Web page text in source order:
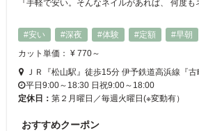
#安い
#深夜 #体験 #定額
#早朝
カット単価： ¥ 770～
ＪＲ『松山駅』徒歩15分 伊予鉄道高浜線『
平日9:00～18:30 日祝9:00～18:00
定休日： 第２月曜日／毎週火曜日(※変動有）
おすすめクーポン